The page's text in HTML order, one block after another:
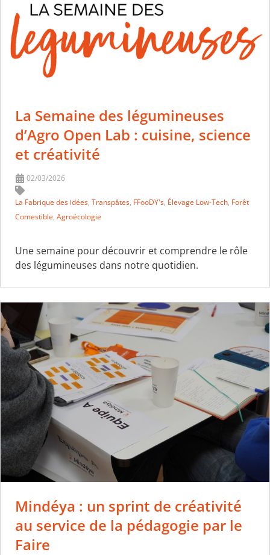
La Semaine des légumineuses
d’Agro Open Lab : cuisine, science
et créativité
02/03/2026
La Fabrique des idées, Transpâtes, FFooDY's, Élevage Low-Tech, Forêt
Comestible, Agroécologie
Une semaine pour découvrir et comprendre le rôle
des légumineuses dans notre quotidien.
Mindéya : un sprint de créativité
au service de la pédagogie par le
Faire